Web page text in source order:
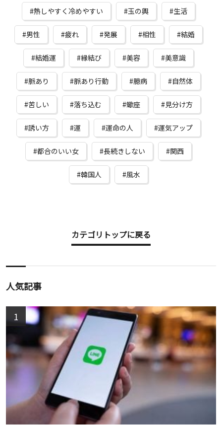
熱しやすく冷めやすい 玉の輿 生活
男性 疲れ 発展 相性 結婚
結婚運 縁結び 美容 美意識
脈あり 脈あり行動 臆病 自然体
苦しい 落ち込む 蠍座 見分け方
誘い方 運 運命の人 運気アップ
都合のいい女 長続きしない 関西
韓国人 風水
カテゴリトップに戻る
人気記事
1